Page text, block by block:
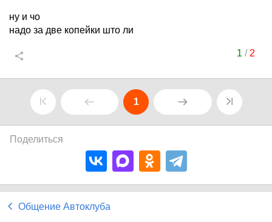
ну и чо
надо за две копейки што ли
1 / 2
1
Поделиться
Общение Автоклуба